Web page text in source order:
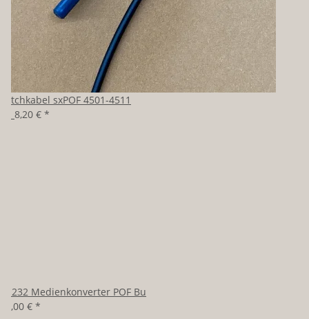
Patchkabel sxPOF 4501-4511
8,20 € *
RS232 Medienkonverter POF Bu
98,00 € *